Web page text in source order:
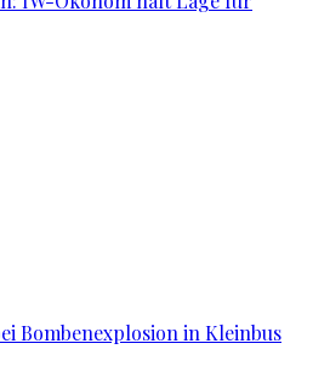
Bombenexplosion in Kleinbus